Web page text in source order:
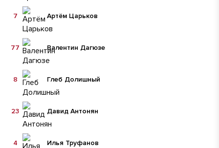
Артём Царьков
7
Валентин Дагюзе
77
Глеб Долишный
8
Давид Антонян
23
Илья Труфанов
4